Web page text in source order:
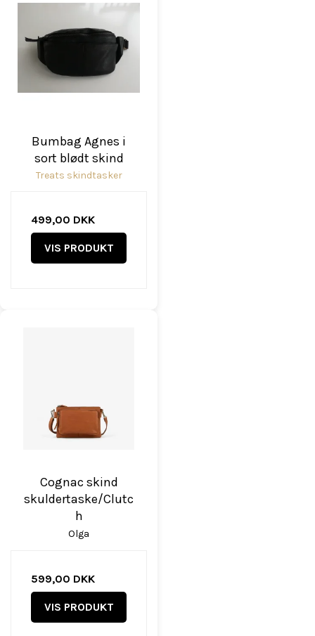
Bumbag Agnes i
sort blødt skind
Treats skindtasker
499,00 DKK
VIS PRODUKT
Cognac skind
skuldertaske/Clutc
h
Olga
599,00 DKK
VIS PRODUKT